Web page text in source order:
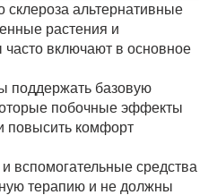
склероза альтернативные
растения и
включают в основное
поддержать базовую
побочные эффекты
повысить комфорт
вспомогательные средства
терапию и не должны